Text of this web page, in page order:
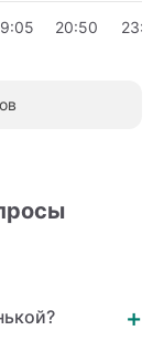
20:50